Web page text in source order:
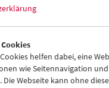
23 24
06
helfen dabei, eine
wie Seitennavigation
Die Webseite kann ohne